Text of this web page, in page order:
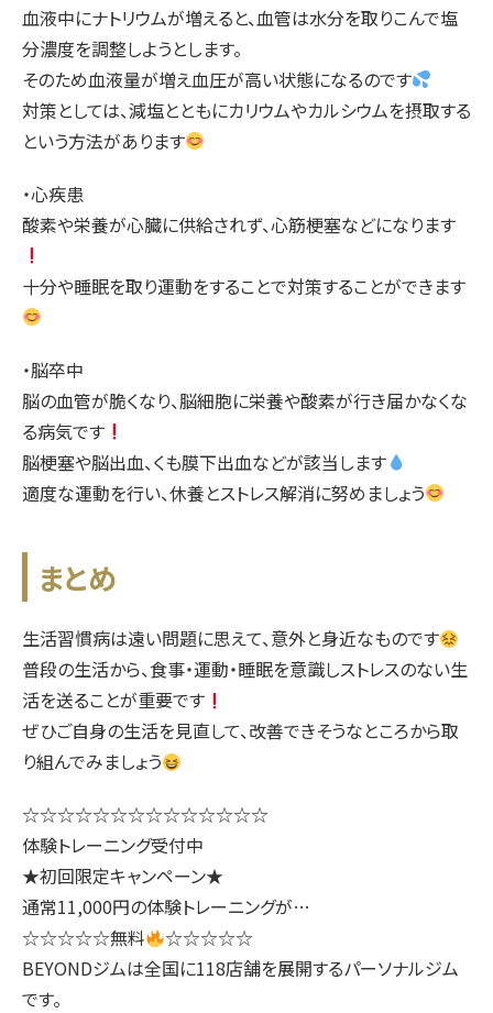
血液中にナトリウムが増えると、血管は水分を取りこんで塩
分濃度を調整しようとします。
そのため血液量が増え血圧が高い状態になるのです
対策としては、減塩とともにカリウムやカルシウムを摂取する
という方法があります
・心疾患
酸素や栄養が心臓に供給されず、心筋梗塞などになります
十分や睡眠を取り運動をすることで対策することができます
・脳卒中
脳の血管が脆くなり、脳細胞に栄養や酸素が行き届かなくな
る病気です
脳梗塞や脳出血、くも膜下出血などが該当します
適度な運動を行い、休養とストレス解消に努めましょう
まとめ
生活習慣病は遠い問題に思えて、意外と身近なものです
普段の生活から、食事・運動・睡眠を意識しストレスのない生
活を送ることが重要です
ぜひご自身の生活を見直して、改善できそうなところから取
り組んでみましょう
☆☆☆☆☆☆☆☆☆☆☆☆☆☆
体験トレーニング受付中
★初回限定キャンペーン★
通常11,000円の体験トレーニングが…
☆☆☆☆☆無料
☆☆☆☆☆
BEYONDジムは全国に118店舗を展開するパーソナルジム
です。